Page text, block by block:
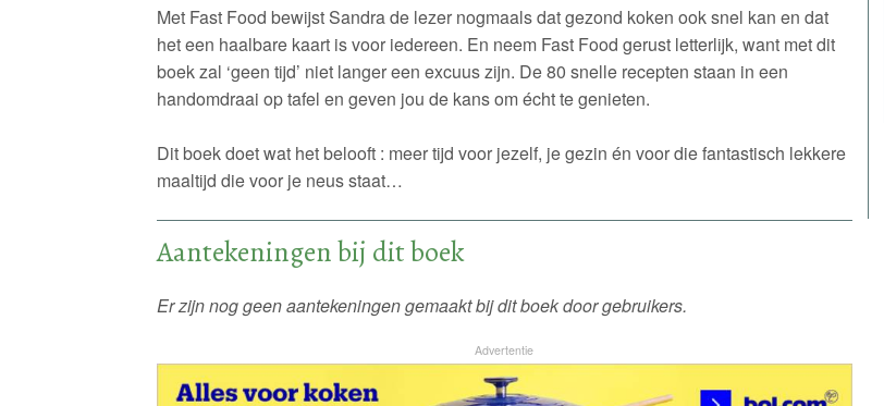
Met Fast Food bewijst Sandra de lezer nogmaals dat gezond koken ook snel kan en dat
het een haalbare kaart is voor iedereen. En neem Fast Food gerust letterlijk, want met dit
boek zal ‘geen tijd’ niet langer een excuus zijn. De 80 snelle recepten staan in een
handomdraai op tafel en geven jou de kans om écht te genieten.
Dit boek doet wat het belooft : meer tijd voor jezelf, je gezin én voor die fantastisch lekkere
maaltijd die voor je neus staat…
Aantekeningen bij dit boek
Er zijn nog geen aantekeningen gemaakt bij dit boek door gebruikers.
Advertentie